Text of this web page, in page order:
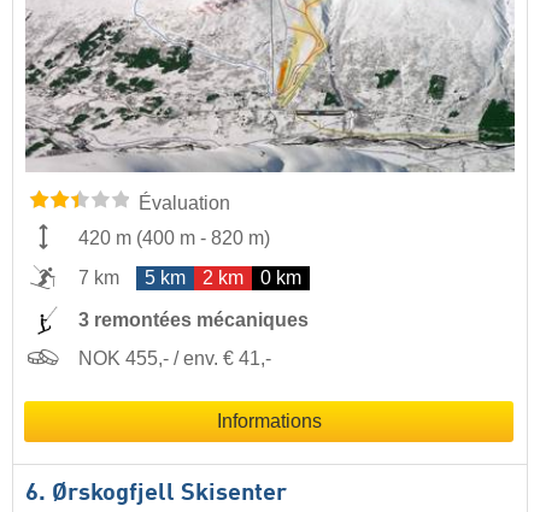
Évaluation
420 m (400 m - 820 m)
7 km
5 km 2 km 0 km
3 remontées mécaniques
NOK 455,- / env. € 41,-
Informations
6. Ørskogfjell Skisenter